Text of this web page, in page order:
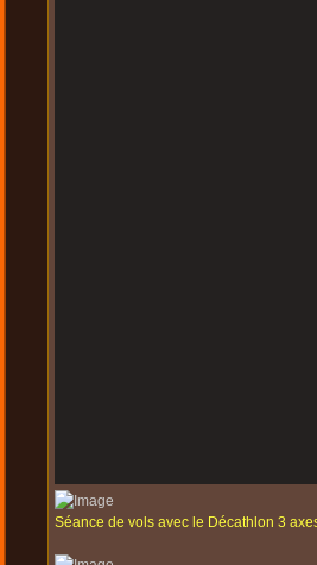
Séance de vols avec le Décathlon 3